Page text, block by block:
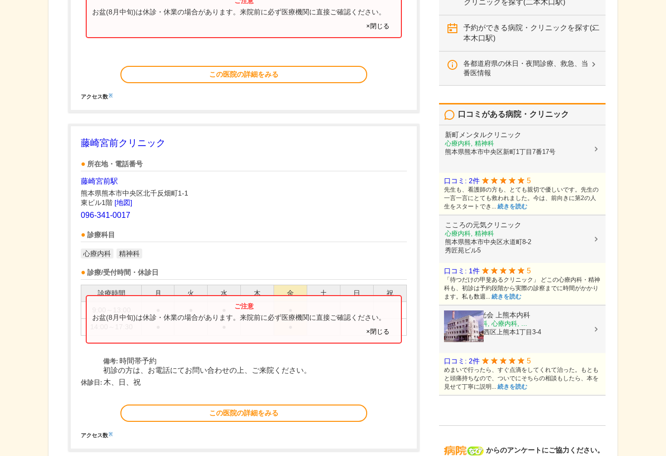
お盆(8月中旬)は休診・休業の場合があります。来院前に必ず医療機関に直接ご確認ください。
×閉じる
この医院の詳細をみる
アクセス数※
藤崎宮前クリニック
所在地・電話番号
藤崎宮前駅
熊本県熊本市中央区北千反畑町1-1
東ビル1階 [地図]
096-341-0017
診療科目
心療内科 精神科
診療/受付時間・休診日
診療時間 月 火 水 木 金 土 日 祝
お盆(8月中旬)は休診・休業の場合があります。来院前に必ず医療機関に直接ご確認ください。
×閉じる
備考: 時間帯予約
初診の方は、お電話にてお問い合わせの上、ご来院ください。
休診日: 木、日、祝
この医院の詳細をみる
アクセス数※
クリニックを探す(二本木口駅)
予約ができる病院・クリニックを探す(二
本木口駅)
各都道府県の休日・夜間診療、救急、当
番医情報
病院なび
からのアンケートにご協力ください。
口コミがある病院・クリニック
新町メンタルクリニック
心療内科, 精神科
熊本県熊本市中央区新町1丁目7番17号
口コミ: 2件 5
先生も、看護師の方も、とても親切で優しいです。先生の
一言一言にとても救われました。今は、前向きに第2の人
生をスタートでき... 続きを読む
こころの元気クリニック
心療内科, 精神科
熊本県熊本市中央区水道町8-2
秀匠苑ビル5
口コミ: 1件 5
「待つだけの甲斐あるクリニック」 どこの心療内科・精神
科も、初診は予約段階から実際の診察までに時間がかかり
ます。私も数週... 続きを読む
医療法人陽光会 上熊本内科
内科, 神経内科, 心療内科, ...
熊本県熊本市西区上熊本1丁目3-4
口コミ: 2件 5
めまいで行ったら、すぐ点滴をしてくれて治った。もとも
と頭痛持ちなので、ついでにそちらの相談もしたら、本を
見せて丁寧に説明... 続きを読む